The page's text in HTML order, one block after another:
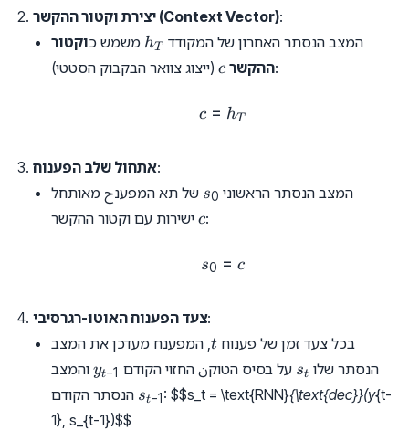
יצירת וקטור ההקשר (Context Vector):
המצב הנסתר האחרון של המקודד
h_T
hT משמש כוקטור
ההקשר
c
c (ייצוג צוואר הבקבוק הסטטי):
c = h_T
c = hT
אתחול שלב הפענוח:
המצב הנסתר הראשוני
s_0
s0
של תא המפענح מאותחל
c
c:
s_0 = c
s0 = c
צעד הפענוח האוטו-רגרסיבי:
בכל צעד זמן של פענוח
t
t , המפענח מעדכן את המצב
הנסתר שלו
s_t
st על בסיס הטוקن החזוי הקודם
y_{t-
1}
yt−1
והמצב
s_{t-
st−1 : $$s_t = \text{RNN}{\text{dec}}(y{t-
1}, s_{t-1})$$